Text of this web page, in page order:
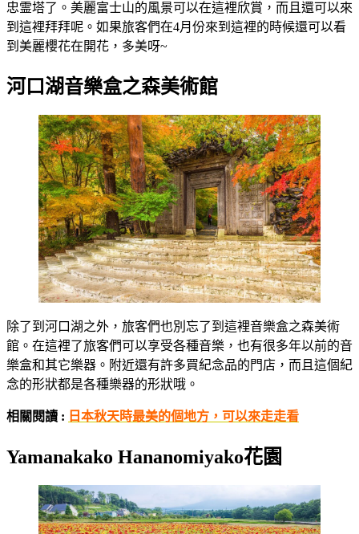
忠霊塔了。美麗富士山的風景可以在這裡欣賞，而且還可以來
到這裡拜拜呢。如果旅客們在4月份來到這裡的時候還可以看
到美麗櫻花在開花，多美呀~
河口湖音樂盒之森美術館
除了到河口湖之外，旅客們也別忘了到這裡音樂盒之森美術
館。在這裡了旅客們可以享受各種音樂，也有很多年以前的音
樂盒和其它樂器。附近還有許多買紀念品的門店，而且這個紀
念的形狀都是各種樂器的形狀哦。
相關閱讀 : 日本秋天時最美的個地方，可以來走走看
Yamanakako Hananomiyako花園